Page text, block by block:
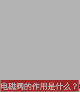
电磁阀的作用是什么？